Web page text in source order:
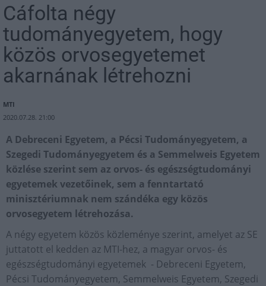
Cáfolta négy
tudományegyetem, hogy
közös orvosegyetemet
akarnának létrehozni
MTI
2020.07.28. 21:00
A Debreceni Egyetem, a Pécsi Tudományegyetem, a
Szegedi Tudományegyetem és a Semmelweis Egyetem
közlése szerint sem az orvos- és egészségtudományi
egyetemek vezetőinek, sem a fenntartató
minisztériumnak nem szándéka egy közös
orvosegyetem létrehozása.
A négy egyetem közös közleménye szerint, amelyet az SE
juttatott el kedden az MTI-hez, a magyar orvos- és
egészségtudományi egyetemek - Debreceni Egyetem,
Pécsi Tudományegyetem, Semmelweis Egyetem, Szegedi